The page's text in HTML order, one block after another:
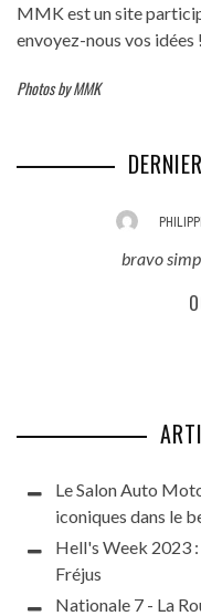
MMK est un site
envoyez-nous vos idées !
Photos by MMK
bravo
Le Salon Auto
iconiques dans le
Hell's Week 2023
Fréjus
Nationale 7 - La